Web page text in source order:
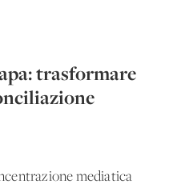
trasformare
mediatica